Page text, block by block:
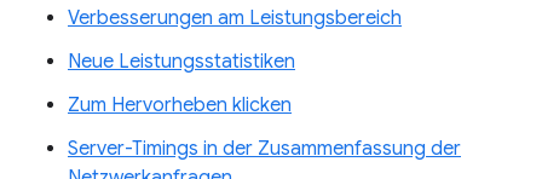
Verbesserungen am Leistungsbereich
Neue Leistungsstatistiken
Zum Hervorheben klicken
Server-Timings in der Zusammenfassung der